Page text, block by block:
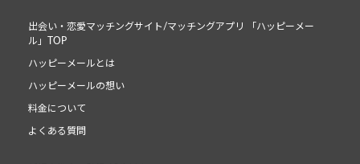
出会い・恋愛マッチングサイト/マッチングアプリ 「ハッピーメー
ル」TOP
ハッピーメールとは
ハッピーメールの想い
料金について
よくある質問